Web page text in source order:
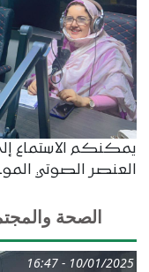
يمكنكم الاستماع
العنصر الصوتي
الصحة
10/01/2025 - 16:47